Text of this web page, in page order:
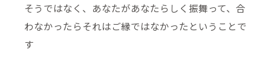
そうではなく、あなたがあなたらしく振舞って、合
わなかったらそれはご縁ではなかったということで
す